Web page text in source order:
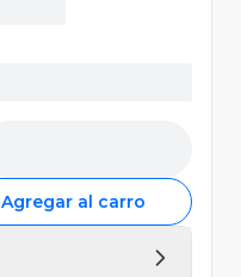
Agregar al carro